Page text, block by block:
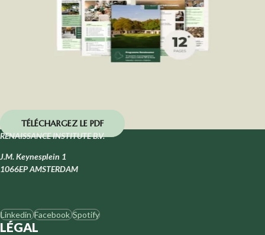
TÉLÉCHARGEZ LE PDF
RENAISSANCE INSTITUTE B.V.
J.M. Keynesplein 1
1066EP AMSTERDAM
Linkedin Facebook Spotify
LÉGAL